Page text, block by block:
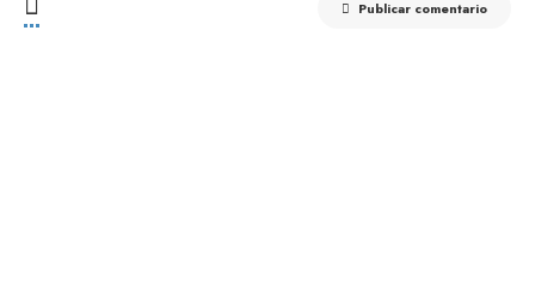
Publicar comentario